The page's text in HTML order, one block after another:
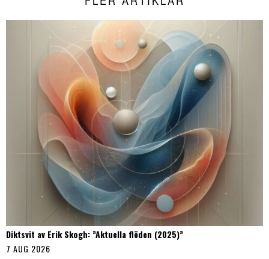
Diktsvit av Erik Skogh: ”Aktuella flöden (2025)”
7 AUG 2026